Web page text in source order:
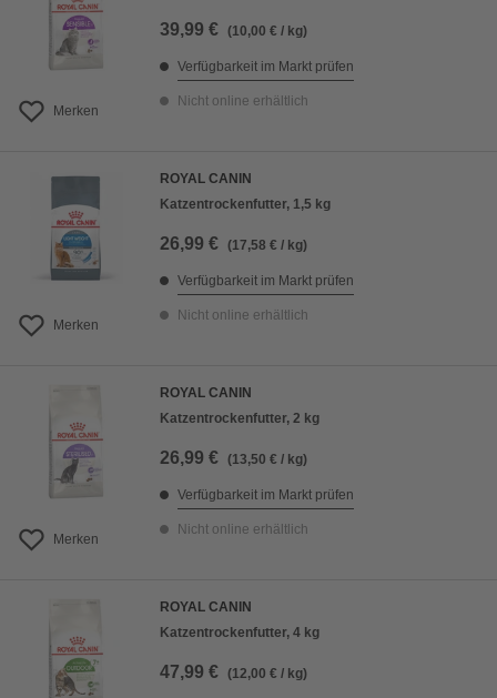
Merken
39,99 € (10,00 € / kg)
Verfügbarkeit im Markt prüfen
Nicht online erhältlich
Merken
ROYAL CANIN
Katzentrockenfutter, 1,5 kg
26,99 € (17,58 € / kg)
Verfügbarkeit im Markt prüfen
Nicht online erhältlich
Merken
ROYAL CANIN
Katzentrockenfutter, 2 kg
26,99 € (13,50 € / kg)
Verfügbarkeit im Markt prüfen
Nicht online erhältlich
ROYAL CANIN
Katzentrockenfutter, 4 kg
47,99 € (12,00 € / kg)